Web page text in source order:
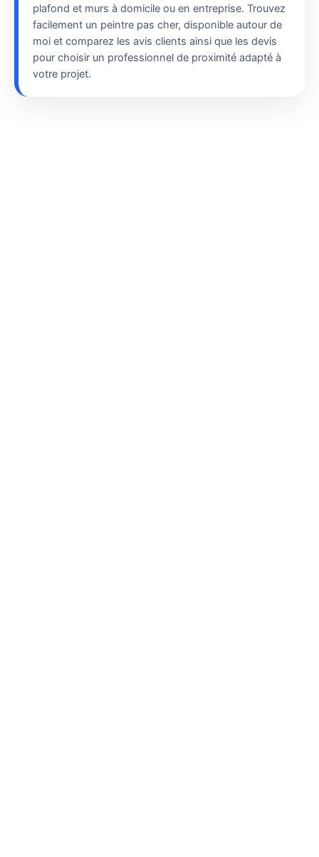
plafond et murs à domicile ou en entreprise. Trouvez
facilement un peintre pas cher, disponible autour de
moi et comparez les avis clients ainsi que les devis
pour choisir un professionnel de proximité adapté à
votre projet.